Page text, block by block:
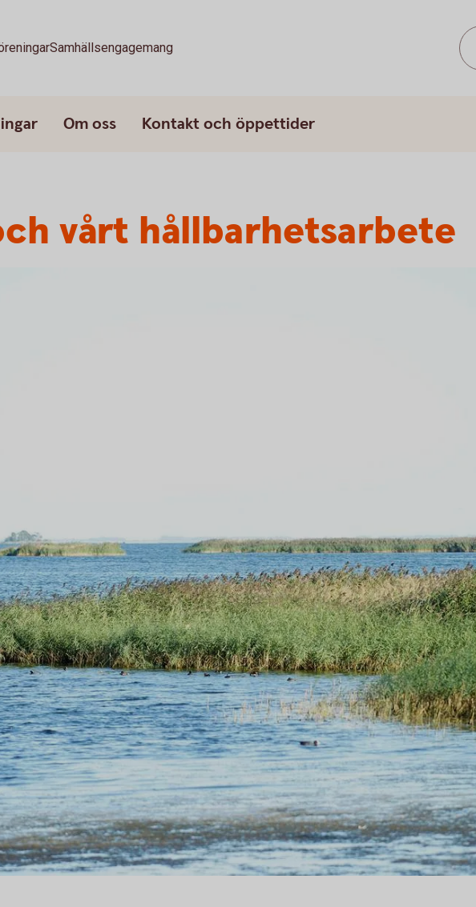
Samhällsengagemang
Om oss Kontakt och öppettider
vårt hållbarhetsarbete